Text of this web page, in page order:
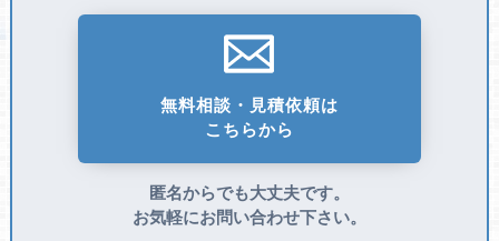
無料相談・見積依頼は
こちらから
匿名からでも大丈夫です。
お気軽にお問い合わせ下さい。